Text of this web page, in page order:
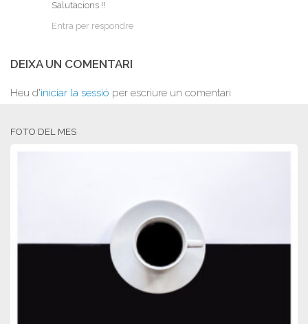
Salutacions !!
Entra per respondre
DEIXA UN COMENTARI
Heu d'iniciar la sessió per escriure un comentari.
FOTO DEL MES